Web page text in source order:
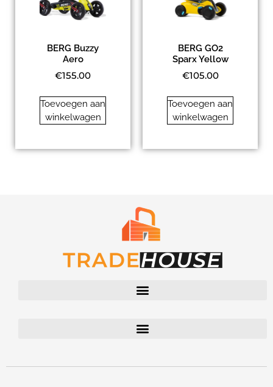
BERG Buzzy
Aero
€155.00
Toevoegen aan
winkelwagen
BERG GO2
Sparx Yellow
€105.00
Toevoegen aan
winkelwagen